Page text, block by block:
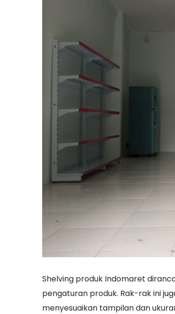
Shelving produk Indomaret
pengaturan produk. Rak-rak ini
menyesuaikan tampilan dan